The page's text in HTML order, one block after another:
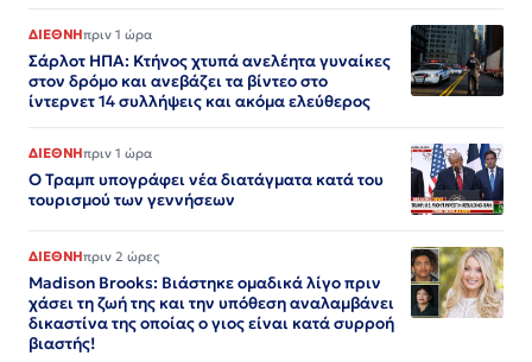
ΔΙΕΘΝΗπριν 1 ώρα
Σάρλοτ ΗΠΑ: Κτήνος χτυπά ανελέητα γυναίκες
στον δρόμο και ανεβάζει τα βίντεο στο
ίντερνετ 14 συλλήψεις και ακόμα ελεύθερος​​​​​​​​​​​​​​​​​​​​​​​​​​​​​​​​​​​​​​​​​​​​​​​​​​
ΔΙΕΘΝΗπριν 1 ώρα
Ο Τραμπ υπογράφει νέα διατάγματα κατά του
τουρισμού των γεννήσεων
ΔΙΕΘΝΗπριν 2 ώρες
Madison Brooks: Βιάστηκε ομαδικά λίγο πριν
χάσει τη ζωή της και την υπόθεση αναλαμβάνει
δικαστίνα της οποίας ο γιος είναι κατά συρροή
βιαστής!